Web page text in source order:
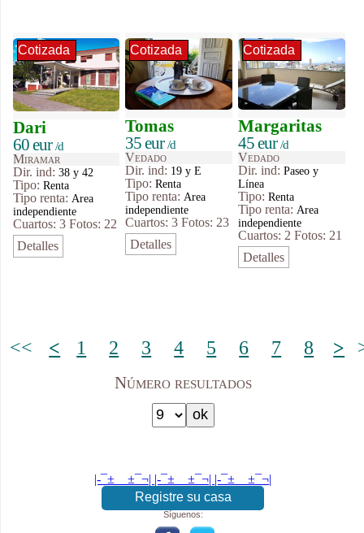
Cotizada
Dari
60 eur/d
Miramar
Dir. ind: 38 y 42
Tipo: Renta
Tipo renta: Area
independiente
Cuartos: 3 Fotos: 22
Detalles
Cotizada
Tomas
35 eur/d
Vedado
Dir. ind: 19 y E
Tipo:Renta
Tipo renta: Area
independiente
Cuartos: 3 Fotos: 23
Detalles
Cotizada
Margaritas
45 eur/d
Vedado
Dir. ind:Paseo y
Línea
Tipo:Renta
Tipo renta: Area
independiente
Cuartos: 2 Fotos: 21
Detalles
<< < 1 2 3 4 5 6 7 8 >
Número resultados
|-¯±­__­±¯¬| |-¯±­__­±¯¬| |-¯±­__­±¯¬|
Registre su casa
Síguenos: